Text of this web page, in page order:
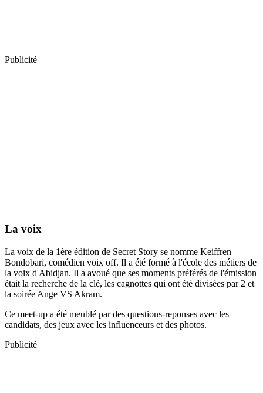
Publicité
La voix
La voix de la 1ère édition de Secret Story se nomme Keiffren
Bondobari, comédien voix off. Il a été formé à l'école des métiers de
la voix d'Abidjan. Il a avoué que ses moments préférés de l'émission
était la recherche de la clé, les cagnottes qui ont été divisées par 2 et
la soirée Ange VS Akram.
Ce meet-up a été meublé par des questions-reponses avec les
candidats, des jeux avec les influenceurs et des photos.
Publicité